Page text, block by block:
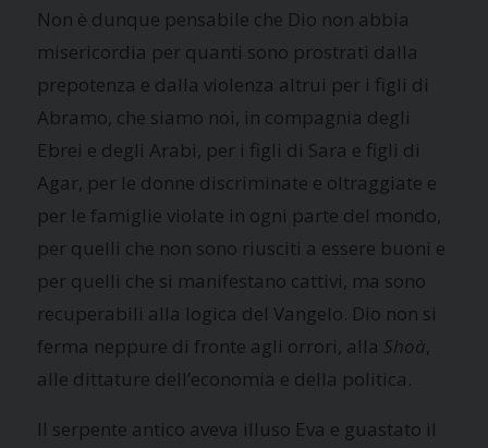
Non è dunque pensabile che Dio non abbia
misericordia per quanti sono prostrati dalla
prepotenza e dalla violenza altrui per i figli di
Abramo, che siamo noi, in compagnia degli
Ebrei e degli Arabi, per i figli di Sara e figli di
Agar, per le donne discriminate e oltraggiate e
per le famiglie violate in ogni parte del mondo,
per quelli che non sono riusciti a essere buoni e
per quelli che si manifestano cattivi, ma sono
recuperabili alla logica del Vangelo. Dio non si
ferma neppure di fronte agli orrori, alla Shoà,
alle dittature dell’economia e della politica.
Il serpente antico aveva illuso Eva e guastato il